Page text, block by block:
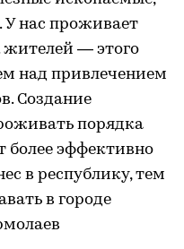
нас проживает
жителей — этого
над привлечением
Создание
порядка
более эффективно
в республику, тем
в городе